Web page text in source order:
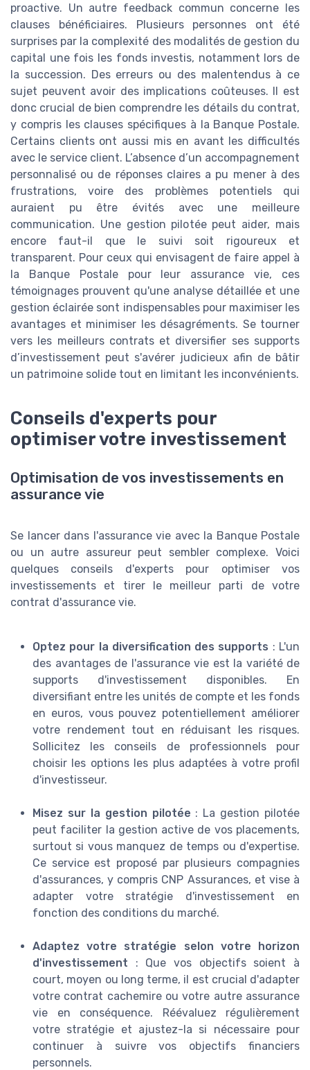
proactive. Un autre feedback commun concerne les
clauses bénéficiaires. Plusieurs personnes ont été
surprises par la complexité des modalités de gestion du
capital une fois les fonds investis, notamment lors de
la succession. Des erreurs ou des malentendus à ce
sujet peuvent avoir des implications coûteuses. Il est
donc crucial de bien comprendre les détails du contrat,
y compris les clauses spécifiques à la Banque Postale.
Certains clients ont aussi mis en avant les difficultés
avec le service client. L’absence d’un accompagnement
personnalisé ou de réponses claires a pu mener à des
frustrations, voire des problèmes potentiels qui
auraient pu être évités avec une meilleure
communication. Une gestion pilotée peut aider, mais
encore faut-il que le suivi soit rigoureux et
transparent. Pour ceux qui envisagent de faire appel à
la Banque Postale pour leur assurance vie, ces
témoignages prouvent qu'une analyse détaillée et une
gestion éclairée sont indispensables pour maximiser les
avantages et minimiser les désagréments. Se tourner
vers les meilleurs contrats et diversifier ses supports
d’investissement peut s'avérer judicieux afin de bâtir
un patrimoine solide tout en limitant les inconvénients.
Conseils d'experts pour
optimiser votre investissement
Optimisation de vos investissements en
assurance vie
Se lancer dans l'assurance vie avec la Banque Postale
ou un autre assureur peut sembler complexe. Voici
quelques conseils d'experts pour optimiser vos
investissements et tirer le meilleur parti de votre
contrat d'assurance vie.
Optez pour la diversification des supports : L'un
des avantages de l'assurance vie est la variété de
supports d'investissement disponibles. En
diversifiant entre les unités de compte et les fonds
en euros, vous pouvez potentiellement améliorer
votre rendement tout en réduisant les risques.
Sollicitez les conseils de professionnels pour
choisir les options les plus adaptées à votre profil
d'investisseur.
Misez sur la gestion pilotée : La gestion pilotée
peut faciliter la gestion active de vos placements,
surtout si vous manquez de temps ou d'expertise.
Ce service est proposé par plusieurs compagnies
d'assurances, y compris CNP Assurances, et vise à
adapter votre stratégie d'investissement en
fonction des conditions du marché.
Adaptez votre stratégie selon votre horizon
d'investissement : Que vos objectifs soient à
court, moyen ou long terme, il est crucial d'adapter
votre contrat cachemire ou votre autre assurance
vie en conséquence. Réévaluez régulièrement
votre stratégie et ajustez-la si nécessaire pour
continuer à suivre vos objectifs financiers
personnels.